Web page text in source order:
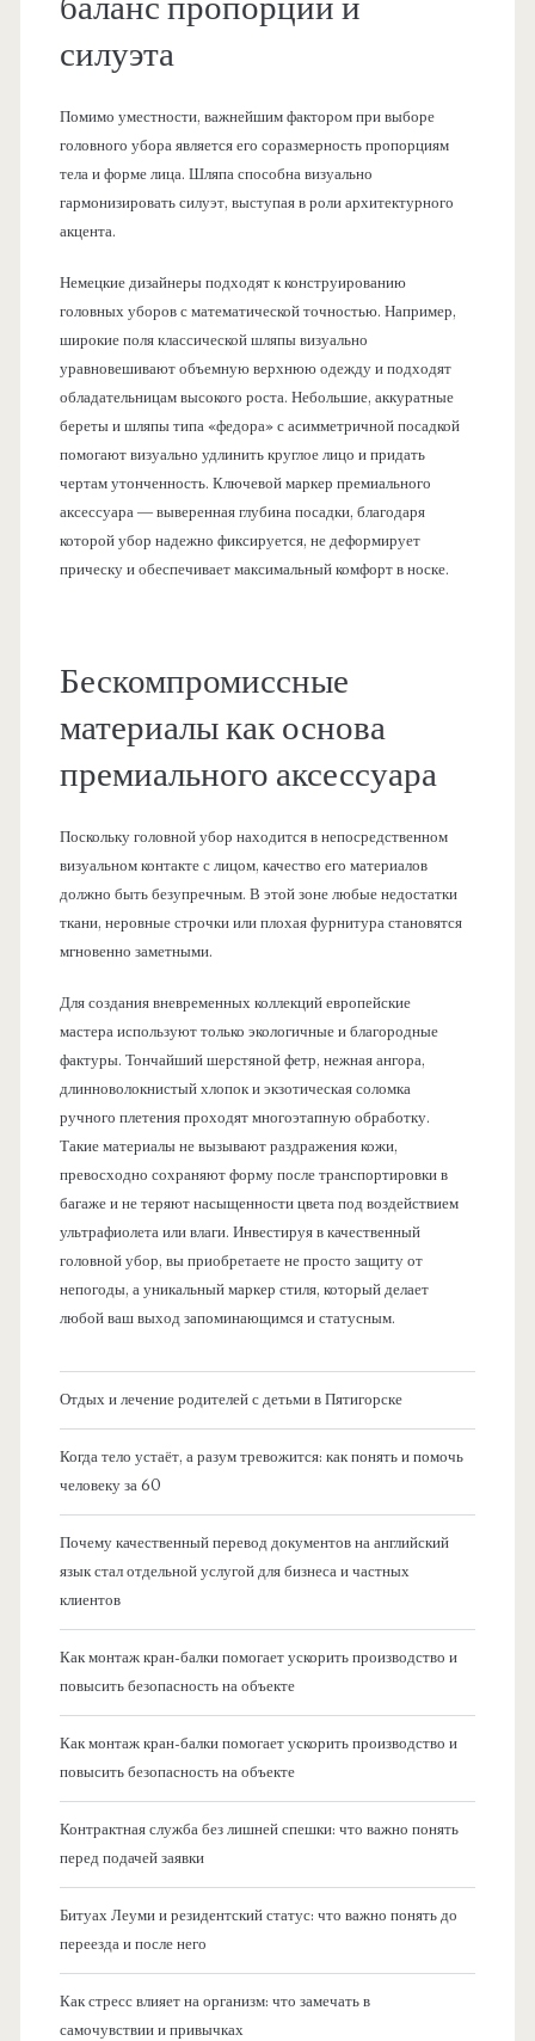
силуэта
Помимо уместности, важнейшим фактором при выборе
головного убора является его соразмерность пропорциям
тела и форме лица. Шляпа способна визуально
гармонизировать силуэт, выступая в роли архитектурного
акцента.
Немецкие дизайнеры подходят к конструированию
головных уборов с математической точностью. Например,
широкие поля классической шляпы визуально
уравновешивают объемную верхнюю одежду и подходят
обладательницам высокого роста. Небольшие, аккуратные
береты и шляпы типа «федора» с асимметричной посадкой
помогают визуально удлинить круглое лицо и придать
чертам утонченность. Ключевой маркер премиального
аксессуара — выверенная глубина посадки, благодаря
которой убор надежно фиксируется, не деформирует
прическу и обеспечивает максимальный комфорт в носке.
Бескомпромиссные
материалы как основа
премиального аксессуара
Поскольку головной убор находится в непосредственном
визуальном контакте с лицом, качество его материалов
должно быть безупречным. В этой зоне любые недостатки
ткани, неровные строчки или плохая фурнитура становятся
мгновенно заметными.
Для создания вневременных коллекций европейские
мастера используют только экологичные и благородные
фактуры. Тончайший шерстяной фетр, нежная ангора,
длинноволокнистый хлопок и экзотическая соломка
ручного плетения проходят многоэтапную обработку.
Такие материалы не вызывают раздражения кожи,
превосходно сохраняют форму после транспортировки в
багаже и не теряют насыщенности цвета под воздействием
ультрафиолета или влаги. Инвестируя в качественный
головной убор, вы приобретаете не просто защиту от
непогоды, а уникальный маркер стиля, который делает
любой ваш выход запоминающимся и статусным.
Отдых и лечение родителей с детьми в Пятигорске
Когда тело устаёт, а разум тревожится: как понять и помочь
человеку за 60
Почему качественный перевод документов на английский
язык стал отдельной услугой для бизнеса и частных
клиентов
Как монтаж кран-балки помогает ускорить производство и
повысить безопасность на объекте
Как монтаж кран-балки помогает ускорить производство и
повысить безопасность на объекте
Контрактная служба без лишней спешки: что важно понять
перед подачей заявки
Битуах Леуми и резидентский статус: что важно понять до
переезда и после него
Как стресс влияет на организм: что замечать в
самочувствии и привычках